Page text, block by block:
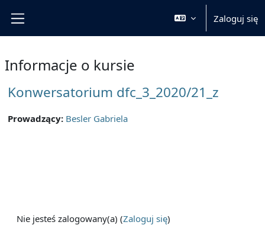
Zaloguj się
Informacje o kursie
Konwersatorium dfc_3_2020/21_z
Prowadzący: Besler Gabriela
Nie jesteś zalogowany(a) (Zaloguj się)